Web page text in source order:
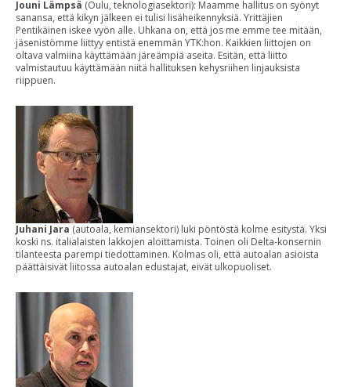
Jouni Lämpsä (Oulu, teknologiasektori): Maamme hallitus on syönyt
sanansa, että kikyn jälkeen ei tulisi lisäheikennyksiä. Yrittäjien
Pentikäinen iskee vyön alle. Uhkana on, että jos me emme tee mitään,
jäsenistömme liittyy entistä enemmän YTK:hon. Kaikkien liittojen on
oltava valmiina käyttämään järeämpiä aseita. Esitän, että liitto
valmistautuu käyttämään niitä hallituksen kehysriihen linjauksista
riippuen.
Juhani Jara (autoala, kemiansektori) luki pöntöstä kolme esitystä. Yksi
koski ns. italialaisten lakkojen aloittamista. Toinen oli Delta-konsernin
tilanteesta parempi tiedottaminen. Kolmas oli, että autoalan asioista
päättäisivät liitossa autoalan edustajat, eivät ulkopuoliset.